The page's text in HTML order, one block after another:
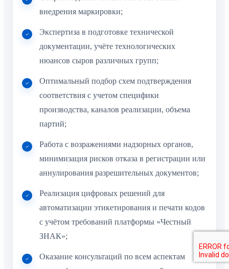
внедрения маркировки;
Экспертиза в подготовке технической
документации, учёте технологических
нюансов сыров различных групп;
Оптимальный подбор схем подтверждения
соответствия с учетом специфики
производства, каналов реализации, объема
партий;
Работа с возражениями надзорных органов,
минимизация рисков отказа в регистрации или
аннулирования разрешительных документов;
Реализация цифровых решений для
автоматизации этикетирования и печати кодов
с учётом требований платформы «Честный
ЗНАК»;
Оказание консультаций по всем аспектам